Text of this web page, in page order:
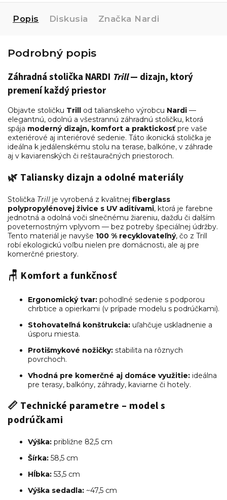
Popis Diskusia Značka Nardi
Podrobný popis
Záhradná stolička NARDI Trill— dizajn, ktorý
premení každý priestor
Objavte stoličku Trill od talianskeho výrobcu Nardi —
elegantnú, odolnú a všestrannú záhradnú stoličku, ktorá
spája moderný dizajn, komfort a praktickosť pre vaše
exteriérové aj interiérové sedenie. Táto ikonická stolička je
ideálna k jedálenskému stolu na terase, balkóne, v záhrade
aj v kaviarenských či reštauračných priestoroch.
🌿 Taliansky dizajn a odolné materiály
Stolička Trill je vyrobená z kvalitnej fiberglass
polypropylénovej živice s UV aditívami, ktorá je farebne
jednotná a odolná voči slnečnému žiareniu, dažďu či dalším
poveternostným vplyvom — bez potreby špeciálnej údržby.
Tento materiál je navyše 100 % recyklovateľný, čo z Trill
robí ekologickú voľbu nielen pre domácnosti, ale aj pre
komerčné priestory.
🪑 Komfort a funkčnosť
Ergonomický tvar: pohodlné sedenie s podporou
chrbtice a opierkami (v prípade modelu s podrúčkami).
Stohovateľná konštrukcia: uľahčuje uskladnenie a
úsporu miesta.
Protišmykové nožičky: stabilita na rôznych
povrchoch.
Vhodná pre komerčné aj domáce využitie: ideálna
pre terasy, balkóny, záhrady, kaviarne či hotely.
📏 Technické parametre – model s
podrúčkami
Výška: približne 82,5 cm
Šírka: 58,5 cm
Hĺbka: 53,5 cm
Výška sedadla: ~47,5 cm